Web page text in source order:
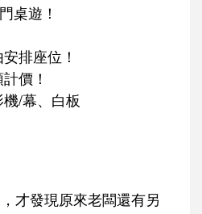
桌遊！
排座位！
價！
/幕、白板
才發現原來老闆還有另